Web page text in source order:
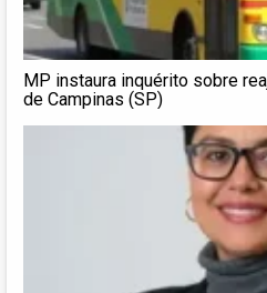
MP instaura inquérito sobre
de Campinas (SP)